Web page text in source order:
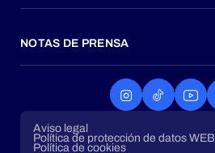
NOTAS DE PRENSA
Aviso legal
Política de protección de datos WEB
Política de cookies